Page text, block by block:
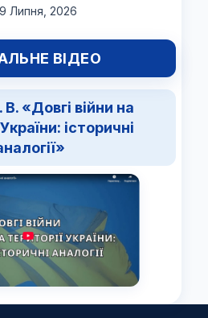
Липня, 2026
ВІДЕО
«Довгі війни на
історичні